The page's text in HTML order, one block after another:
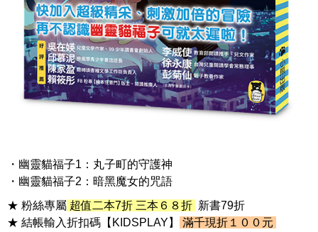
・幽靈貓福子1：丸子町的守護神
・幽靈貓福子2：暗黑魔女的咒語
★ 粉絲專屬 超值二本7折 三本６８折 新書79折
★ 結帳輸入折扣碼【KIDSPLAY】
滿千現折１００元